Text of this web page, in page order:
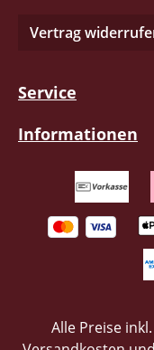
Vertrag
Service
Informationen
Alle Preise